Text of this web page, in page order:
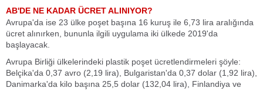
AB'DE NE KADAR ÜCRET ALINIYOR?
Avrupa'da ise 23 ülke poşet başına 16 kuruş ile 6,73 lira aralığında
ücret alınırken, bununla ilgili uygulama iki ülkede 2019'da
başlayacak.
Avrupa Birliği ülkelerindeki plastik poşet ücretlendirmeleri şöyle:
Belçika'da 0,37 avro (2,19 lira), Bulgaristan'da 0,37 dolar (1,92 lira),
Danimarka'da kilo başına 25,5 dolar (132,04 lira), Finlandiya ve